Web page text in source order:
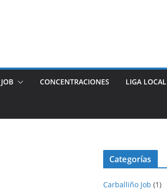
CONCENTRACIONES LIGA LOCAL
Categorías
Carballiño Job (1)